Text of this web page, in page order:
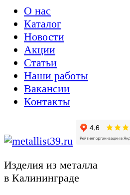
О нас
Каталог
Новости
Акции
Статьи
Наши работы
Вакансии
Контакты
Изделия из металла
в Калининграде